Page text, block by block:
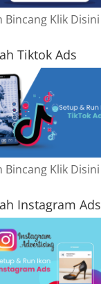
Bincang Klik Disini
Tiktok Ads
Bincang Klik Disini
Instagram Ads